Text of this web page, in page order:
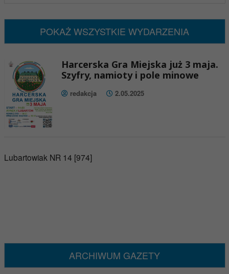
POKAŻ WSZYSTKIE WYDARZENIA
Harcerska Gra Miejska już 3 maja.
Szyfry, namioty i pole minowe
redakcja 2.05.2025
Lubartowiak NR 14 [974]
ARCHIWUM GAZETY